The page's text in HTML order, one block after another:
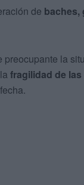
de baches,
la
fragilidad de